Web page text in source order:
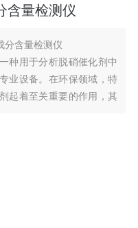
含量检测仪
分含量检测仪
种用于分析脱硝催化剂中
业设备。在环保领域，特
起着至关重要的作用，其
其性能、优化生产工艺以